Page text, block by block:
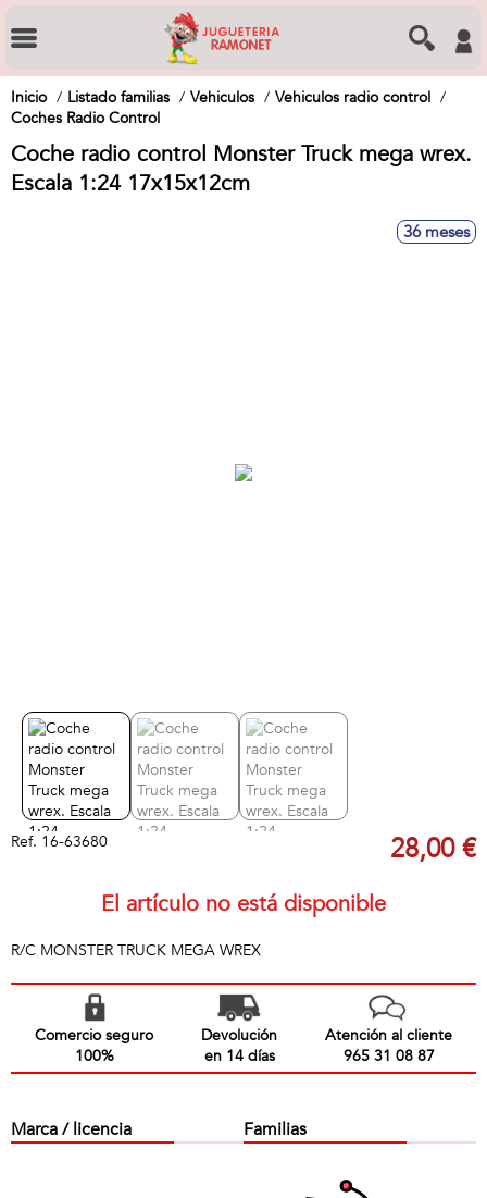
Inicio Listado familias Vehiculos
Vehiculos radio control
Coches Radio Control
Coche radio control Monster Truck mega wrex.
Escala 1:24 17x15x12cm
36 meses
Ref. 16-63680 28,00 €
El artículo no está disponible
R/C MONSTER TRUCK MEGA WREX
Comercio seguro
100%
Devolución
en 14 días
Atención al cliente
965 31 08 87
Marca / licencia Familias